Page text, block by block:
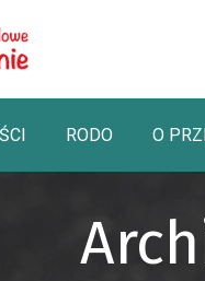
RODO O